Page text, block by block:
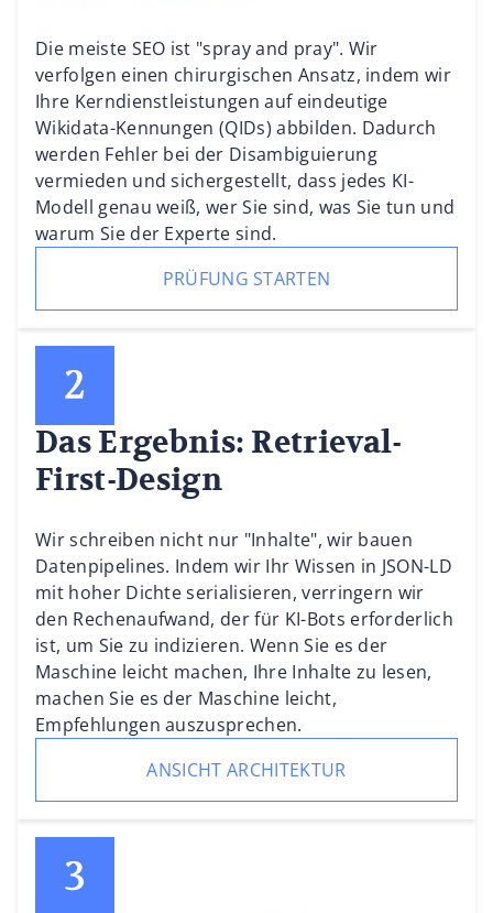
Die meiste SEO ist "spray and pray". Wir
verfolgen einen chirurgischen Ansatz, indem wir
Ihre Kerndienstleistungen auf eindeutige
Wikidata-Kennungen (QIDs) abbilden. Dadurch
werden Fehler bei der Disambiguierung
vermieden und sichergestellt, dass jedes KI-
Modell genau weiß, wer Sie sind, was Sie tun und
warum Sie der Experte sind.
PRÜFUNG STARTEN
Das Ergebnis: Retrieval-
First-Design
Wir schreiben nicht nur "Inhalte", wir bauen
Datenpipelines. Indem wir Ihr Wissen in JSON-LD
mit hoher Dichte serialisieren, verringern wir
den Rechenaufwand, der für KI-Bots erforderlich
ist, um Sie zu indizieren. Wenn Sie es der
Maschine leicht machen, Ihre Inhalte zu lesen,
machen Sie es der Maschine leicht,
Empfehlungen auszusprechen.
ANSICHT ARCHITEKTUR